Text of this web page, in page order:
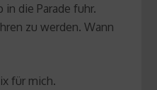
die Parade fuhr.
zu werden. Wann
für mich.